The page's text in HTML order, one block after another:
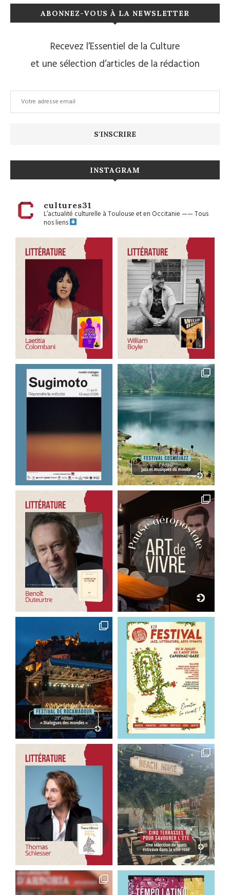
ABONNEZ-VOUS À LA NEWSLETTER
Recevez l’Essentiel de la Culture
et une sélection d’articles de la rédaction
INSTAGRAM
cultures31
L’actualité culturelle à Toulouse et en Occitanie——Tous
nos liens